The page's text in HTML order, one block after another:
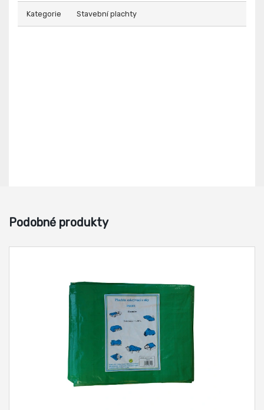
Kategorie Stavební plachty
Podobné produkty